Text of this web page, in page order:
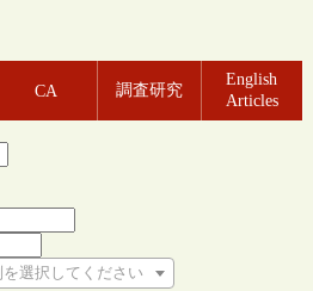
CA 調査研究
English
Articles
選択してください